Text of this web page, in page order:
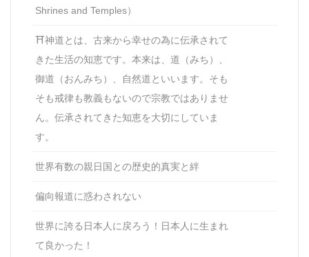
Shrines and Temples）
⛩神道とは、古来から幸せの為に伝承されて
きた生活の知恵です。本来は、道（みち）、
御道（おんみち）、自然道といいます。そも
そも戒律も教義もないので宗教ではありませ
ん。伝承されてきた知恵を大切にしていま
す。
世界有数の親日国との歴史的真実と絆
偏向報道に惑わされない
世界に誇る日本人に戻ろう！日本人に生まれ
て良かった！